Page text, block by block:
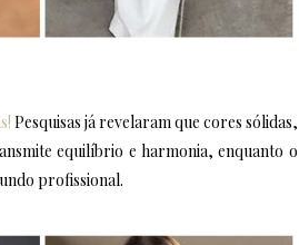
Pesquisas já revelaram que cores sólidas,
equilíbrio e harmonia, enquanto o
profissional.